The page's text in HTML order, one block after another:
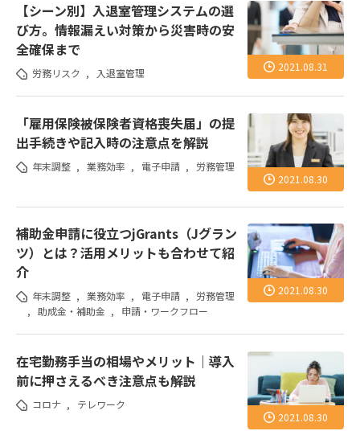
2021.08.31
【シーン別】入退室管理システムの選
び方。情報漏えい対策から災害時の安
全確保まで
労務リスク , 入退室管理
2021.08.30
「雇用保険被保険者資格喪失届」の提
出手続きや記入時の注意点を解説
年末調整 , 業務効率 , 電子申請 , 労務管理
2021.08.30
補助金申請に役立つjGrants（Jグラン
ツ）とは？活用メリットも合わせて紹
介
年末調整 , 業務効率 , 電子申請 ,
労務管理
, 助成金・補助金 , 申請・ワークフロー
2021.08.30
在宅勤務手当の相場やメリット｜導入
前に押さえるべき注意点も解説
コロナ , テレワーク